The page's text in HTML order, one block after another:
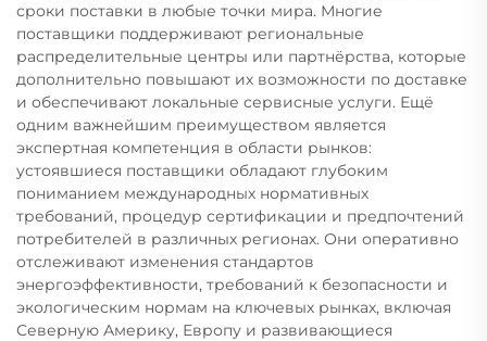
сроки поставки в любые точки мира. Многие
поставщики поддерживают региональные
распределительные центры или партнёрства, которые
дополнительно повышают их возможности по доставке
и обеспечивают локальные сервисные услуги. Ещё
одним важнейшим преимуществом является
экспертная компетенция в области рынков:
устоявшиеся поставщики обладают глубоким
пониманием международных нормативных
требований, процедур сертификации и предпочтений
потребителей в различных регионах. Они оперативно
отслеживают изменения стандартов
энергоэффективности, требований к безопасности и
экологическим нормам на ключевых рынках, включая
Северную Америку, Европу и развивающиеся